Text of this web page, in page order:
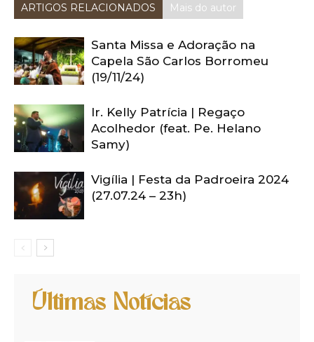
ARTIGOS RELACIONADOS Mais do autor
Santa Missa e Adoração na
Capela São Carlos Borromeu
(19/11/24)
Ir. Kelly Patrícia | Regaço
Acolhedor (feat. Pe. Helano
Samy)
Vigília | Festa da Padroeira 2024
(27.07.24 – 23h)
Últimas Notícias